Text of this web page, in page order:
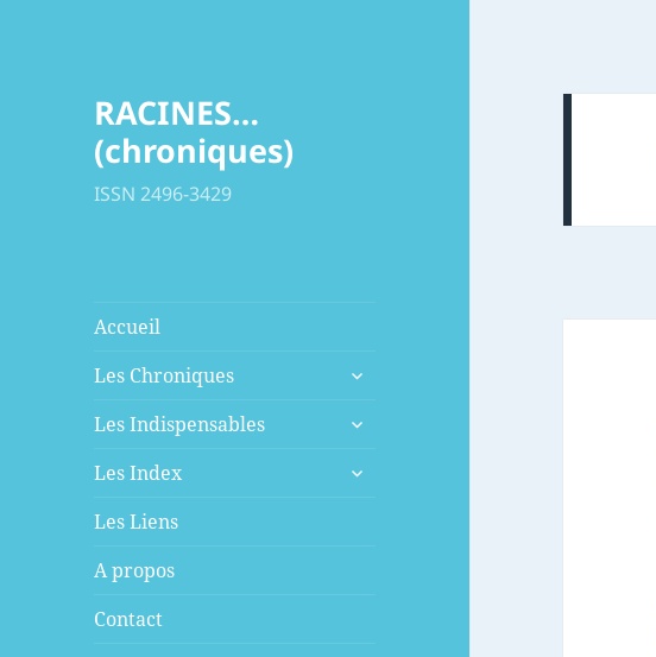
RACINES…
(chroniques)
ISSN 2496-3429
Accueil
Les Chroniques
ouvrir
sous-
Les Indispensables
ouvrir
sous-
Les Index
ouvrir
Les Liens
A propos
Contact